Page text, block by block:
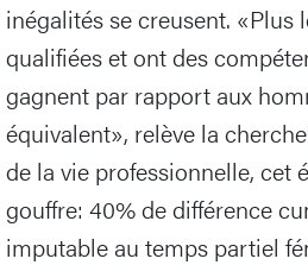
inégalités se creusent. «Plus
qualifiées et ont des
gagnent par rapport aux
équivalent», relève la
de la vie professionnelle, cet
gouffre: 40% de différence
imputable au temps partiel